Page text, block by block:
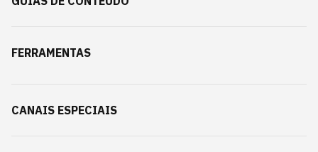
FERRAMENTAS
CANAIS ESPECIAIS